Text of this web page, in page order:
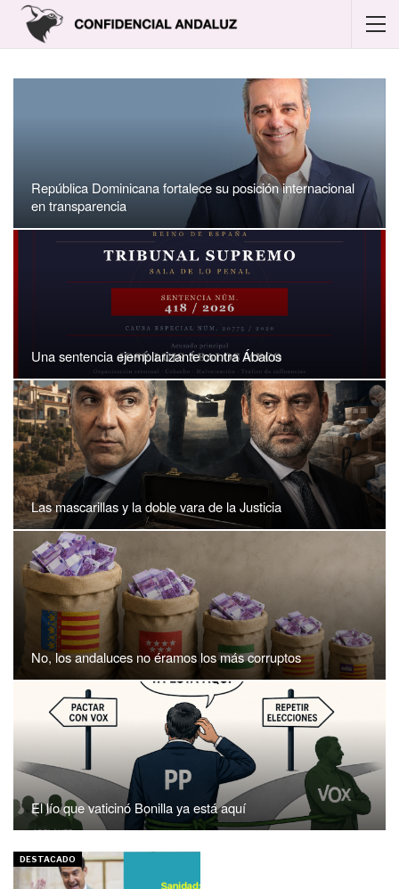
República Dominicana fortalece su posición internacional
en transparencia
Una sentencia ejemplarizante contra Ábalos
Las mascarillas y la doble vara de la Justicia
No, los andaluces no éramos los más corruptos
El lío que vaticinó Bonilla ya está aquí
DESTACADO